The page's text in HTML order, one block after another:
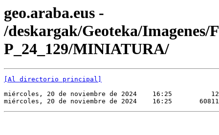
geo.araba.eus -
/deskargak/Geoteka/Imagenes/
P_24_129/MINIATURA/
[Al directorio principal]
miércoles, 20 de noviembre de 2024    16:25
miércoles, 20 de noviembre de 2024    16:25